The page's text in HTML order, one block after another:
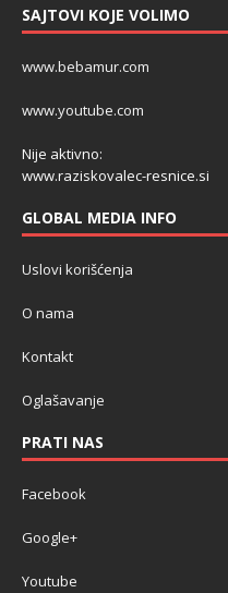
SAJTOVI KOJE VOLIMO
www.bebamur.com
www.youtube.com
Nije aktivno:
www.raziskovalec-resnice.si
GLOBAL MEDIA INFO
Uslovi korišćenja
O nama
Kontakt
Oglašavanje
PRATI NAS
Facebook
Google+
Youtube